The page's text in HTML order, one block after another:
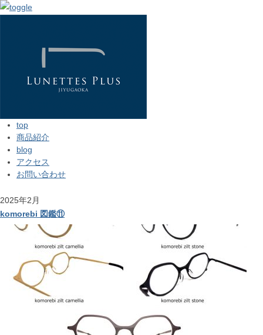
top
商品紹介
blog
アクセス
お問い合わせ
2025年2月
komorebi 図鑑⑪